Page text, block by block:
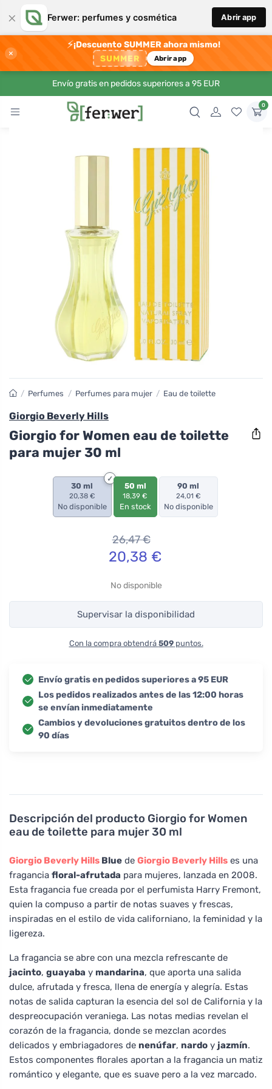
× Ferwer: perfumes y cosmética Abrir app
×
⚡¡Descuento SUMMER ahora mismo!
SUMMER Abrir app
Envío gratis en pedidos superiores a 95 EUR
0
Descripción del producto Giorgio for Women
eau de toilette para mujer 30 ml
Giorgio Beverly Hills Blue de Giorgio Beverly Hills es una
fragancia floral-afrutada para mujeres, lanzada en 2008.
Esta fragancia fue creada por el perfumista Harry Fremont,
quien la compuso a partir de notas suaves y frescas,
inspiradas en el estilo de vida californiano, la feminidad y la
ligereza.
La fragancia se abre con una mezcla refrescante de
jacinto, guayaba y mandarina, que aporta una salida
dulce, afrutada y fresca, llena de energía y alegría. Estas
notas de salida capturan la esencia del sol de California y la
despreocupación veraniega. Las notas medias revelan el
corazón de la fragancia, donde se mezclan acordes
delicados y embriagadores de nenúfar, nardo y jazmín.
Estos componentes florales aportan a la fragancia un matiz
romántico y elegante, que es suave pero a la vez marcado.
/ Perfumes / Perfumes para mujer / Eau de toilette
Giorgio Beverly Hills
Giorgio for Women eau de toilette
para mujer 30 ml
30 ml
20,38 €
No disponible
50 ml
18,39 €
En stock
90 ml
24,01 €
No disponible
26,47€
20,38 €
No disponible
Supervisar la disponibilidad
Con la compra obtendrá 509puntos.
Envío gratis en pedidos superiores a 95 EUR
Los pedidos realizados antes de las 12:00 horas
se envían inmediatamente
Cambios y devoluciones gratuitos dentro de los
90 días